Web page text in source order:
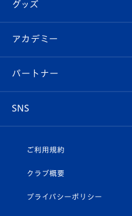
チケット
イベント
メディア
ホームタウン
スタッフプロフィール
マスコット紹介
Revive Team
ヴィヴィくんの長崎おもてな
フォトギャラリー
スタジアムグルメ
V-LOVERS（ファンクラブ）
プレイヤーズスイート
グッズ
オンラインショップ
店舗情報
アカデミー
育成からのお知らせ
U-18
パートナー
SNS
ヴィヴィくんインスタグラム
公式LINE＠
ご利用規約
クラブ概要
プライバシーポリシー